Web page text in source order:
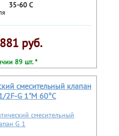
35-60 С
руб.
89 шт. *
смесительный клапан
2F-G 1"M 60°С